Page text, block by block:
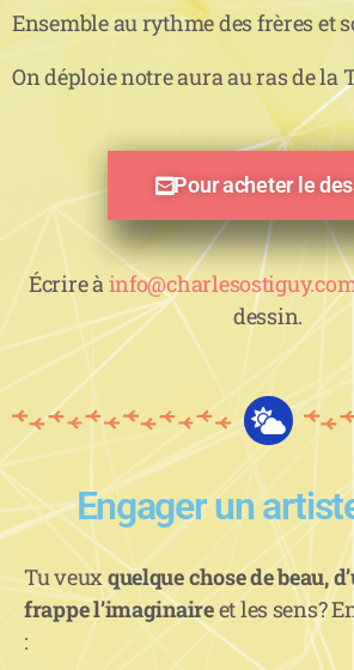
Ensemble au rythme des frères et
On déploie notre aura au ras de la
Pour acheter le
Écrire à
dessin.
Engager un
Tu veux quelque chose de beau,
frappe l’imaginaireet les sens?
: